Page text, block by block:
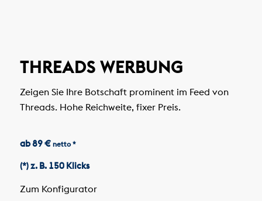
THREADS WERBUNG
Zeigen Sie Ihre Botschaft prominent im Feed von
Threads. Hohe Reichweite, fixer Preis.
ab 89 € netto *
(*) z. B. 150 Klicks
Zum Konfigurator